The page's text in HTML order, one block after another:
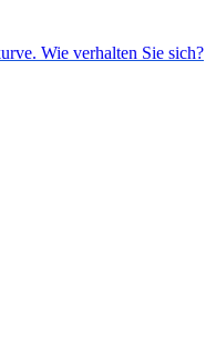
Wie verhalten Sie sich?